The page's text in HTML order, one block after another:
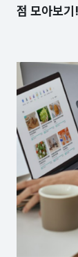
점 모아보기!